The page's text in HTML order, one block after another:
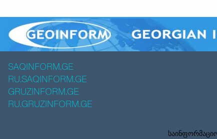
SAQINFORM.GE
RU.SAQINFORM.GE
GRUZINFORM.GE
RU.GRUZINFORM.GE